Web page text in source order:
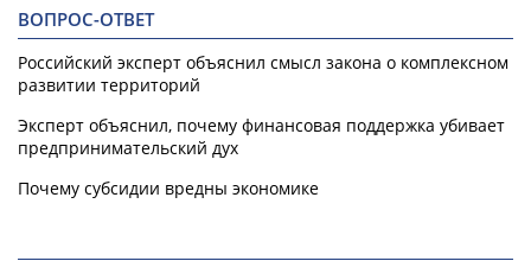
ВОПРОС-ОТВЕТ
Российский эксперт объяснил смысл закона о комплексном
развитии территорий
Эксперт объяснил, почему финансовая поддержка убивает
предпринимательский дух
Почему субсидии вредны экономике